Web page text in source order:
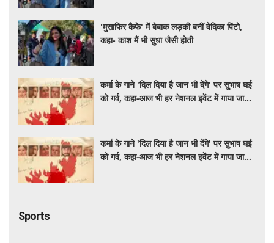
'मुसाफिर कैफे' में बेबाक लड़की बनीं वेदिका पिंटो,
कहा- काश मैं भी सुधा जैसी होती
कर्मा के गाने 'दिल दिया है जान भी देंगे' पर सुभाष घई
को गर्व, कहा-आज भी हर नेशनल इवेंट में गाया जाता
कर्मा के गाने 'दिल दिया है जान भी देंगे' पर सुभाष घई
को गर्व, कहा-आज भी हर नेशनल इवेंट में गाया जाता
Sports